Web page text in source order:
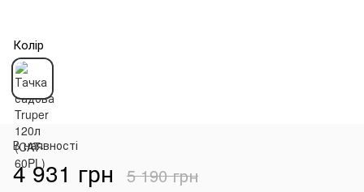
Колір
В наявності
4 931 грн 5 190 грн